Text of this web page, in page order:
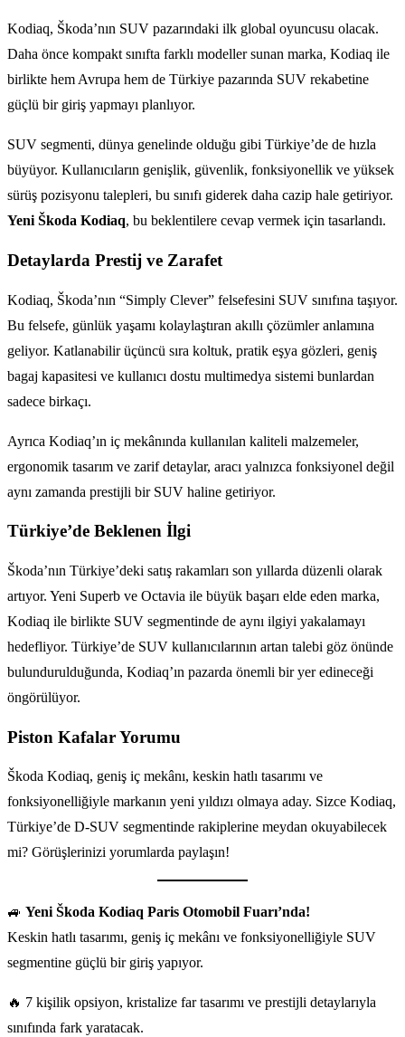
Kodiaq, Škoda’nın SUV pazarındaki ilk global oyuncusu olacak.
Daha önce kompakt sınıfta farklı modeller sunan marka, Kodiaq ile
birlikte hem Avrupa hem de Türkiye pazarında SUV rekabetine
güçlü bir giriş yapmayı planlıyor.
SUV segmenti, dünya genelinde olduğu gibi Türkiye’de de hızla
büyüyor. Kullanıcıların genişlik, güvenlik, fonksiyonellik ve yüksek
sürüş pozisyonu talepleri, bu sınıfı giderek daha cazip hale getiriyor.
Yeni Škoda Kodiaq, bu beklentilere cevap vermek için tasarlandı.
Detaylarda Prestij ve Zarafet
Kodiaq, Škoda’nın “Simply Clever” felsefesini SUV sınıfına taşıyor.
Bu felsefe, günlük yaşamı kolaylaştıran akıllı çözümler anlamına
geliyor. Katlanabilir üçüncü sıra koltuk, pratik eşya gözleri, geniş
bagaj kapasitesi ve kullanıcı dostu multimedya sistemi bunlardan
sadece birkaçı.
Ayrıca Kodiaq’ın iç mekânında kullanılan kaliteli malzemeler,
ergonomik tasarım ve zarif detaylar, aracı yalnızca fonksiyonel değil
aynı zamanda prestijli bir SUV haline getiriyor.
Türkiye’de Beklenen İlgi
Škoda’nın Türkiye’deki satış rakamları son yıllarda düzenli olarak
artıyor. Yeni Superb ve Octavia ile büyük başarı elde eden marka,
Kodiaq ile birlikte SUV segmentinde de aynı ilgiyi yakalamayı
hedefliyor. Türkiye’de SUV kullanıcılarının artan talebi göz önünde
bulundurulduğunda, Kodiaq’ın pazarda önemli bir yer edineceği
öngörülüyor.
Piston Kafalar Yorumu
Škoda Kodiaq, geniş iç mekânı, keskin hatlı tasarımı ve
fonksiyonelliğiyle markanın yeni yıldızı olmaya aday. Sizce Kodiaq,
Türkiye’de D-SUV segmentinde rakiplerine meydan okuyabilecek
mi? Görüşlerinizi yorumlarda paylaşın!
🚙 Yeni Škoda Kodiaq Paris Otomobil Fuarı’nda!
Keskin hatlı tasarımı, geniş iç mekânı ve fonksiyonelliğiyle SUV
segmentine güçlü bir giriş yapıyor.
🔥 7 kişilik opsiyon, kristalize far tasarımı ve prestijli detaylarıyla
sınıfında fark yaratacak.